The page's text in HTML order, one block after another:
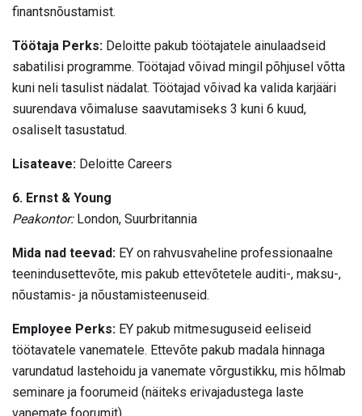
finantsnõustamist.
Töötaja Perks: Deloitte pakub töötajatele ainulaadseid
sabatilisi programme. Töötajad võivad mingil põhjusel võtta
kuni neli tasulist nädalat. Töötajad võivad ka valida karjääri
suurendava võimaluse saavutamiseks 3 kuni 6 kuud,
osaliselt tasustatud.
Lisateave: Deloitte Careers
6. Ernst & Young
Peakontor:London, Suurbritannia
Mida nad teevad: EY on rahvusvaheline professionaalne
teenindusettevõte, mis pakub ettevõtetele auditi-, maksu-,
nõustamis- ja nõustamisteenuseid.
Employee Perks: EY pakub mitmesuguseid eeliseid
töötavatele vanematele. Ettevõte pakub madala hinnaga
varundatud lastehoidu ja vanemate võrgustikku, mis hõlmab
seminare ja foorumeid (näiteks erivajadustega laste